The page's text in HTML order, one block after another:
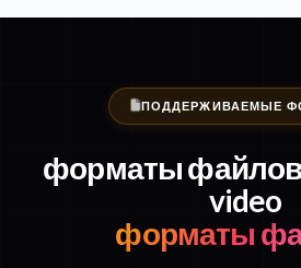
ПОДДЕРЖИВАЕМЫЕ
форматы
video
форматы